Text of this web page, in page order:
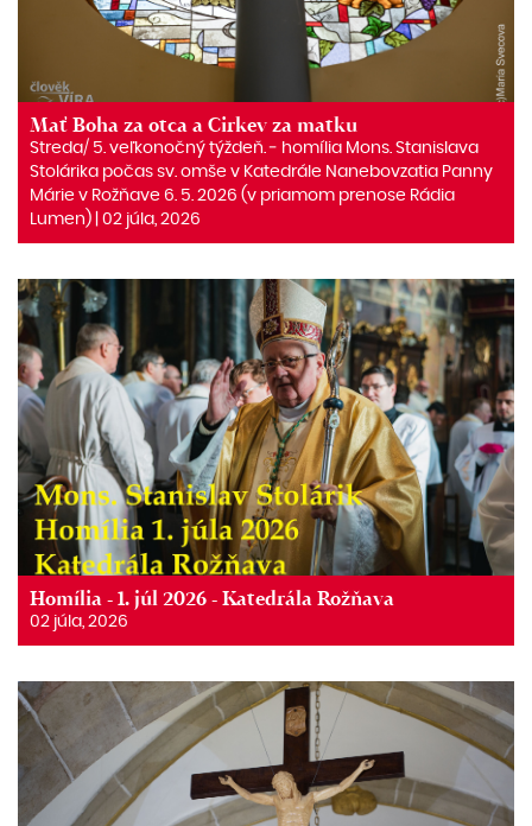
Mať Boha za otca a Cirkev za matku
Streda/ 5. veľkonočný týždeň. ‒ homília Mons. Stanislava
Stolárika počas sv. omše v Katedrále Nanebovzatia Panny
Márie v Rožňave 6. 5. 2026 (v priamom prenose Rádia
Lumen) | 02 júla, 2026
Homília - 1. júl 2026 - Katedrála Rožňava
02 júla, 2026